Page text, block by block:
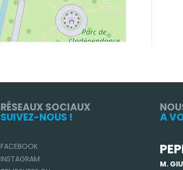
RÉSEAUX SOCIAUX
SUIVEZ-NOUS !
FACEBOOK
INSTAGRAM
À
M.